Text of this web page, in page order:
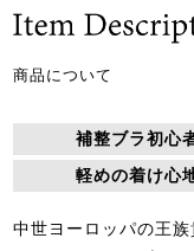
商品について
補整ブラ初心
軽めの着け心
中世ヨーロッパの王